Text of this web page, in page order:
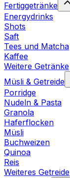
Fertiggetränke
Energydrinks
Shots
Saft
Tees und Matcha
Kaffee
Weitere Getränke
Müsli & Getreide
Porridge
Nudeln & Pasta
Granola
Haferflocken
Müsli
Buchweizen
Quinoa
Reis
Weiteres Getreide